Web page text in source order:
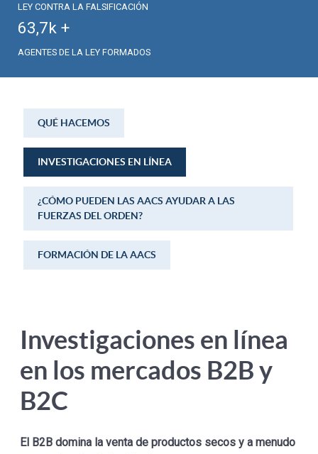
LEY CONTRA LA FALSIFICACIÓN
63,7k +
AGENTES DE LA LEY FORMADOS
QUÉ HACEMOS
INVESTIGACIONES EN LÍNEA
¿CÓMO PUEDEN LAS AACS AYUDAR A LAS
FUERZAS DEL ORDEN?
FORMACIÓN DE LA AACS
Investigaciones en línea
en los mercados B2B y
B2C
El B2B domina la venta de productos secos y a menudo